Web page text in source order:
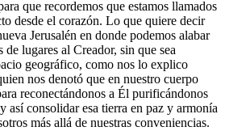
que recordemos que estamos llamados
desde el corazón. Lo que quiere decir
Jerusalén en donde podemos alabar
lugares al Creador, sin que sea
geográfico, como nos lo explico
nos denotó que en nuestro cuerpo
reconectándonos a Él purificándonos
así consolidar esa tierra en paz y armonía
más allá de nuestras conveniencias.